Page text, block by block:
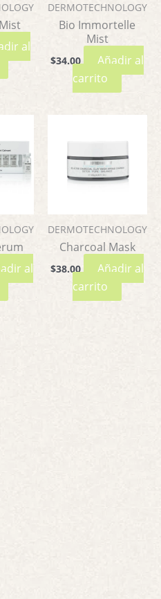
al
DERMOTECHNOLOGY
Bio Immortelle
Mist
$34.00
Añadir al
carrito
al
DERMOTECHNOLOGY
Charcoal Mask
$38.00
Añadir al
carrito